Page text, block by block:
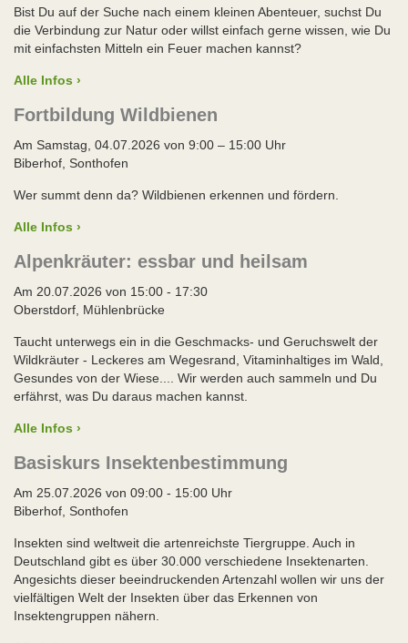
Bist Du auf der Suche nach einem kleinen Abenteuer, suchst Du
die Verbindung zur Natur oder willst einfach gerne wissen, wie Du
mit einfachsten Mitteln ein Feuer machen kannst?
Alle Infos ›
Fortbildung Wildbienen
Am Samstag, 04.07.2026 von 9:00 – 15:00 Uhr
Biberhof, Sonthofen
Wer summt denn da? Wildbienen erkennen und fördern.
Alle Infos ›
Alpenkräuter: essbar und heilsam
Am 20.07.2026 von 15:00 - 17:30
Oberstdorf, Mühlenbrücke
Taucht unterwegs ein in die Geschmacks- und Geruchswelt der
Wildkräuter - Leckeres am Wegesrand, Vitaminhaltiges im Wald,
Gesundes von der Wiese.... Wir werden auch sammeln und Du
erfährst, was Du daraus machen kannst.
Alle Infos ›
Basiskurs Insektenbestimmung
Am 25.07.2026 von 09:00 - 15:00 Uhr
Biberhof, Sonthofen
Insekten sind weltweit die artenreichste Tiergruppe. Auch in
Deutschland gibt es über 30.000 verschiedene Insektenarten.
Angesichts dieser beeindruckenden Artenzahl wollen wir uns der
vielfältigen Welt der Insekten über das Erkennen von
Insektengruppen nähern.